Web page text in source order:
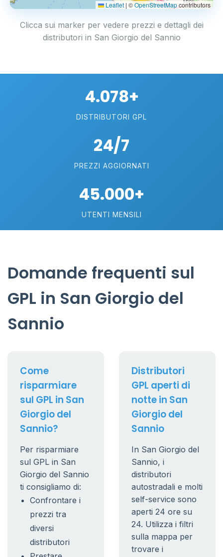
Leaflet | ©OpenStreetMapcontributors
Clicca sui marker per vedere prezzi e dettagli dei
distributori in San Giorgio del Sannio
4.078+
DISTRIBUTORI GPL
24/7
PREZZI AGGIORNATI
45.000+
UTENTI MENSILI
Domande frequenti sul
GPL in San Giorgio del
Sannio
Come
risparmiare
sul GPL in San
Giorgio del
Sannio?
Per risparmiare
sul GPL in San
Giorgio del Sannio
ti consigliamo di:
Confrontare i
prezzi tra
diversi
distributori
Distributori
GPL aperti di
notte in San
Giorgio del
Sannio
In San Giorgio del
Sannio, i
distributori
autostradali e molti
self-service sono
aperti 24 ore su
24. Utilizza i filtri
sulla mappa per
trovare i